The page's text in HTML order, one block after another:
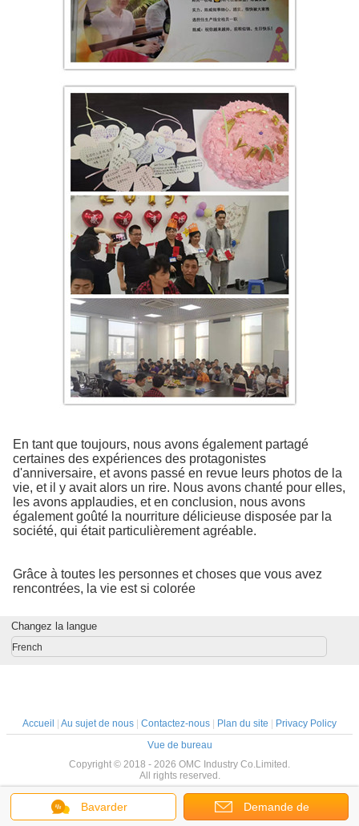
En tant que toujours, nous avons également partagé
certaines des expériences des protagonistes
d'anniversaire, et avons passé en revue leurs photos de la
vie, et il y avait alors un rire. Nous avons chanté pour elles,
les avons applaudies, et en conclusion, nous avons
également goûté la nourriture délicieuse disposée par la
société, qui était particulièrement agréable.
Grâce à toutes les personnes et choses que vous avez
rencontrées, la vie est si colorée
Bavarder Demande de
Changez la langue
French
Accueil Au sujet de nous Contactez-nous Plan du site
Privacy Policy
Vue de bureau
Copyright © 2018 - 2026 OMC Industry Co.Limited.
All rights reserved.